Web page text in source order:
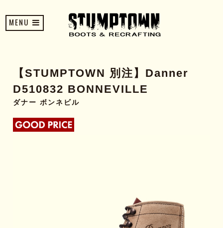
MENU
【STUMPTOWN 別注】Danner
D510832 BONNEVILLE
ダナー ボンネビル